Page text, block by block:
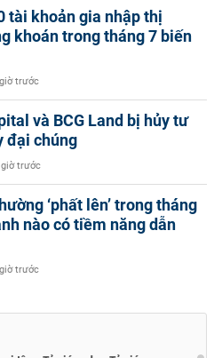
tài khoản gia nhập thị
khoán trong tháng 7 biến
trước
và BCG Land bị hủy tư
đại chúng
trước
‘phất lên’ trong tháng
nào có tiềm năng dẫn
trước